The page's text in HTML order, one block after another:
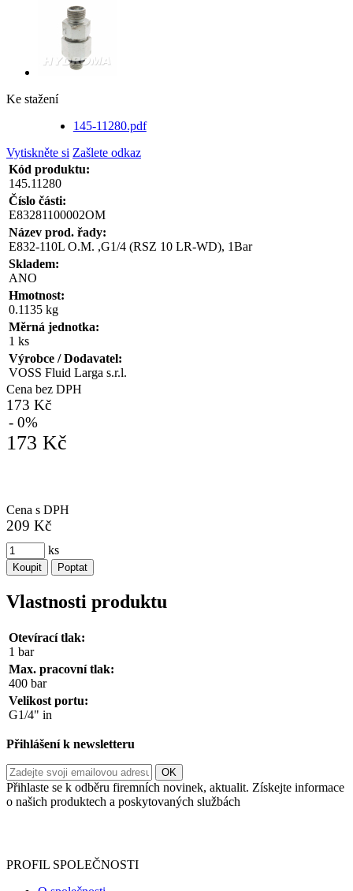
Ke stažení
145-11280.pdf
Vytiskněte si Zašlete odkaz
Kód produktu:
145.11280
Číslo části:
E83281100002OM
Název prod. řady:
E832-110L O.M. ,G1/4 (RSZ 10 LR-WD), 1Bar
Skladem:
ANO
Hmotnost:
0.1135 kg
Měrná jednotka:
1 ks
Výrobce / Dodavatel:
VOSS Fluid Larga s.r.l.
Cena bez DPH
173 Kč
- 0%
173 Kč
Cena s DPH
209 Kč
ks
Koupit Poptat
Vlastnosti produktu
Otevírací tlak:
1 bar
Max. pracovní tlak:
400 bar
Velikost portu:
G1/4" in
Přihlášení k newsletteru
Přihlaste se k odběru firemních novinek, aktualit. Získejte informace
o našich produktech a poskytovaných službách
PROFIL SPOLEČNOSTI